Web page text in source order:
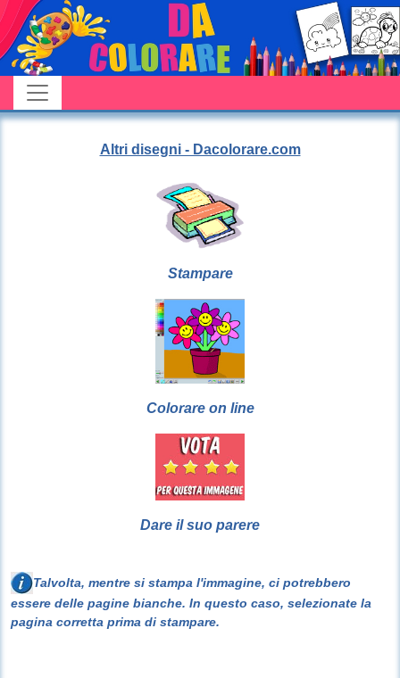
Altri disegni - Dacolorare.com
Stampare
Colorare on line
Dare il suo parere
Talvolta, mentre si stampa l'immagine, ci potrebbero
essere delle pagine bianche. In questo caso, selezionate la
pagina corretta prima di stampare.